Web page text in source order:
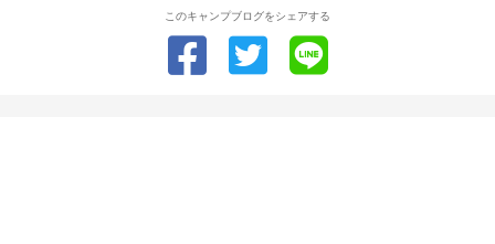
このキャンプブログをシェアする